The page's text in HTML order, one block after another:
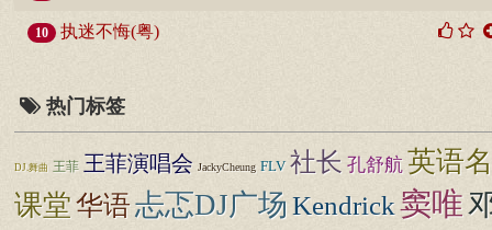
10 执迷不悔(粤)
热门标签
DJ.舞曲 王菲 王菲演唱会 JackyCheung FLV 社长 孔舒航 英语
课堂华语忐忑DJ广场Kendrick窦唯